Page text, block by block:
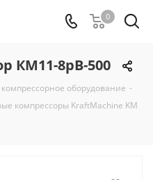
0
КМ11-8рВ-500
оборудование -
компрессоры KraftMachine KM